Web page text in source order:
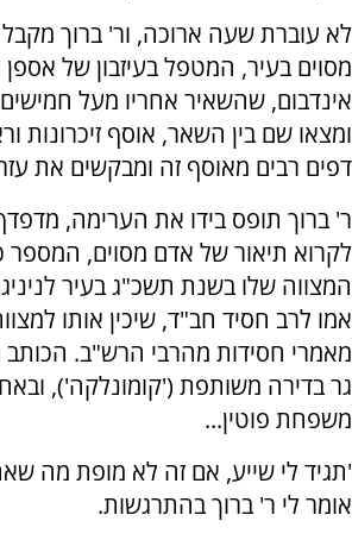
לא עוברת שעה ארוכה, ור' ברוך מקבל
מסוים בעיר, המטפל בעיזבון של אספן
אינדבום, שהשאיר אחריו מעל
ומצאו שם בין השאר, אוסף זיכרונות
דפים רבים מאוסף זה ומבקשים את
ר' ברוך תופס בידו את הערימה,
לקרוא תיאור של אדם מסוים, המספר
המצווה שלו בשנת תשכ"ג בעיר
אמו לרב חסיד חב"ד, שיכין אותו
מאמרי חסידות מהרבי הרש"ב. הכותב
גר בדירה משותפת ('קומונלקה'),
משפחת פוטין...
'תגיד לי שייע, אם זה לא מופת מה
אומר לי ר' ברוך בהתרגשות.